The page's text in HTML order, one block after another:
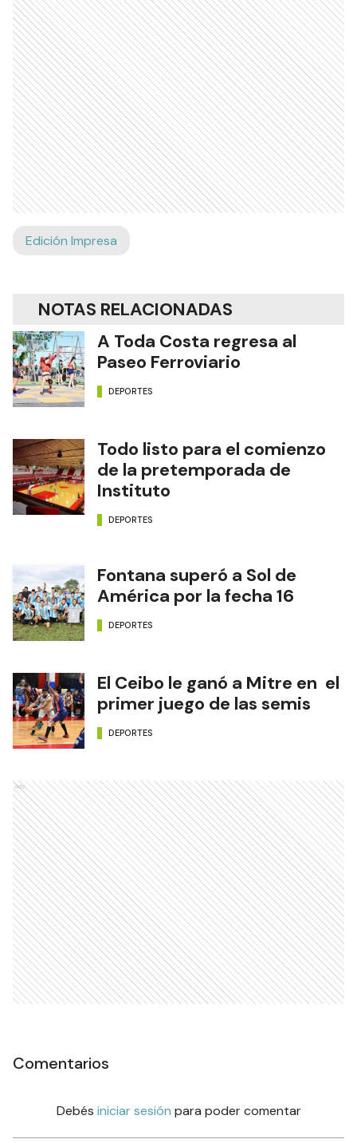
Edición Impresa
NOTAS RELACIONADAS
A Toda Costa regresa al
Paseo Ferroviario
DEPORTES
Todo listo para el comienzo
de la pretemporada de
Instituto
DEPORTES
Fontana superó a Sol de
América por la fecha 16
DEPORTES
El Ceibo le ganó a Mitre en el
primer juego de las semis
DEPORTES
Ads
Comentarios
Debés iniciar sesión para poder comentar